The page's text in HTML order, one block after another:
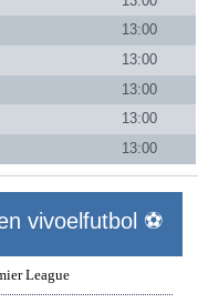
13:00
13:00
13:00
13:00
13:00
vivoelfutbol ⚽
League